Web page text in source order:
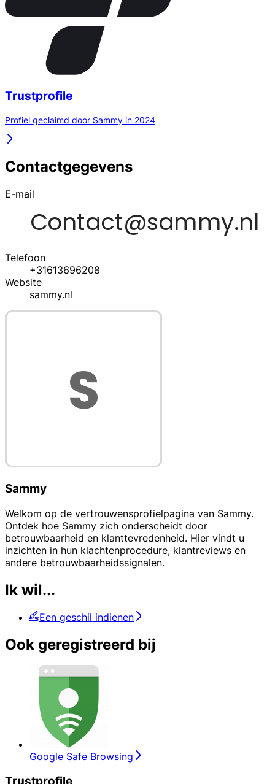
Trustprofile
Profiel geclaimd door Sammy in 2024
Contactgegevens
E-mail
Telefoon
+31613696208
Website
sammy.nl
Sammy
Welkom op de vertrouwensprofielpagina van Sammy.
Ontdek hoe Sammy zich onderscheidt door
betrouwbaarheid en klanttevredenheid. Hier vindt u
inzichten in hun klachtenprocedure, klantreviews en
andere betrouwbaarheidssignalen.
Ik wil...
Een geschil indienen
Ook geregistreerd bij
Google Safe Browsing